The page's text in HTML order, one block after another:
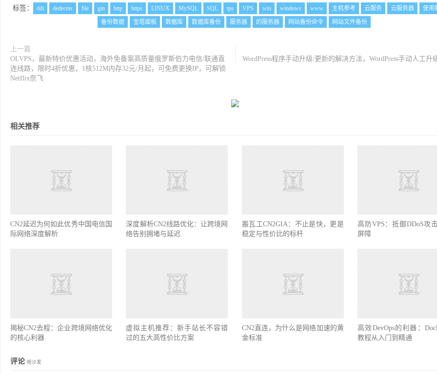
标签： ddi dedecms file gin http https LINUX MySQL SQL tps VPS win windows www 主机参考 云服务 云服务器
使用
备份数据
宝塔面板 数据库 数据库备份 服务器 的服务器 网站备份命令 网站文件备份
上一篇
OLVPS，最新特价优惠活动，海外免备案高质量俄罗斯伯力电信/联通直
连线路，限时4折优惠，1核512M内存32元/月起，可免费更换IP，可解锁
Netflix奈飞
WordPress程序手动升级/更新的解决方法，WordPress手动人工升
相关推荐
CN2延迟为何如此优秀中国电信国
际网络深度解析
深度解析CN2线路优化：让跨境网
络告别拥堵与延迟
搬瓦工CN2GIA：不止是快，更是
稳定与性价比的标杆
高防VPS：抵御DDoS攻
屏障
揭秘CN2去程：企业跨境网络优化
的核心利器
虚拟主机推荐：新手站长不容错
过的五大高性价比方案
CN2直连，为什么是网络加速的黄
金标准
高效DevOps的利器：
教程从入门到精通
评论 抢沙发